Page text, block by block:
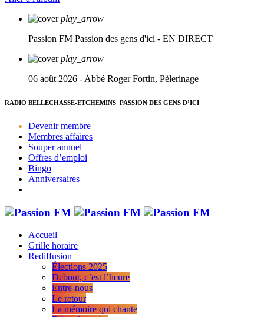
play_arrow
Passion FM Passion des gens d'ici - EN DIRECT
play_arrow
06 août 2026 - Abbé Roger Fortin, Pèlerinage
RADIO BELLECHASSE-ETCHEMINS PASSION DES GENS D’ICI
Devenir membre
Membres affaires
Souper annuel
Offres d’emploi
Bingo
Anniversaires
Accueil
Grille horaire
Rediffusion
Élections 2025
Debout, c’est l’heure
Entre-nous
Le retour
La mémoire qui chante